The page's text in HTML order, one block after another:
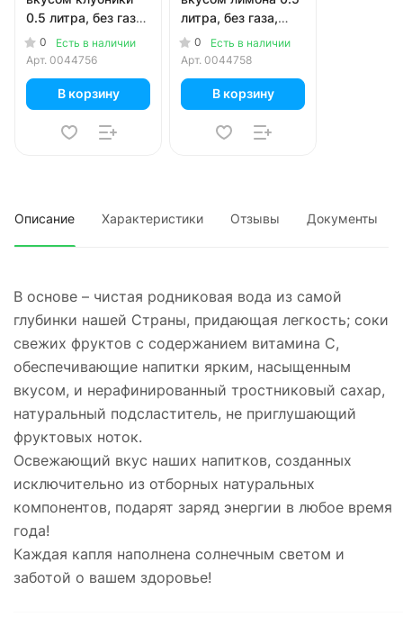
0.5 литра, без газа,
пэт, 12 шт. в уп.
0
Есть в наличии
Арт. 0044756
В корзину
литра, без газа,
пэт, 12 шт. в уп.
0
Есть в наличии
Арт. 0044758
В корзину
Описание Характеристики Отзывы Документы
В основе – чистая родниковая вода из самой
глубинки нашей Страны, придающая легкость; соки
свежих фруктов с содержанием витамина С,
обеспечивающие напитки ярким, насыщенным
вкусом, и нерафинированный тростниковый сахар,
натуральный подсластитель, не приглушающий
фруктовых ноток.
Освежающий вкус наших напитков, созданных
исключительно из отборных натуральных
компонентов, подарят заряд энергии в любое время
года!
Каждая капля наполнена солнечным светом и
заботой о вашем здоровье!